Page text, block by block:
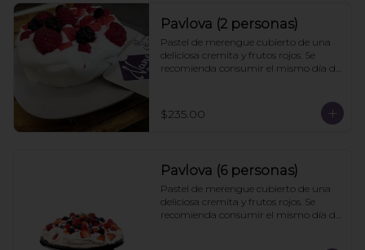
Pavlova (2 personas)
Pastel de merengue cubierto de una
deliciosa cremita y frutos rojos. Se
recomienda consumir el mismo día de
$235.00
Pavlova (6 personas)
Pastel de merengue cubierto de una
deliciosa cremita y frutos rojos. Se
recomienda consumir el mismo día de